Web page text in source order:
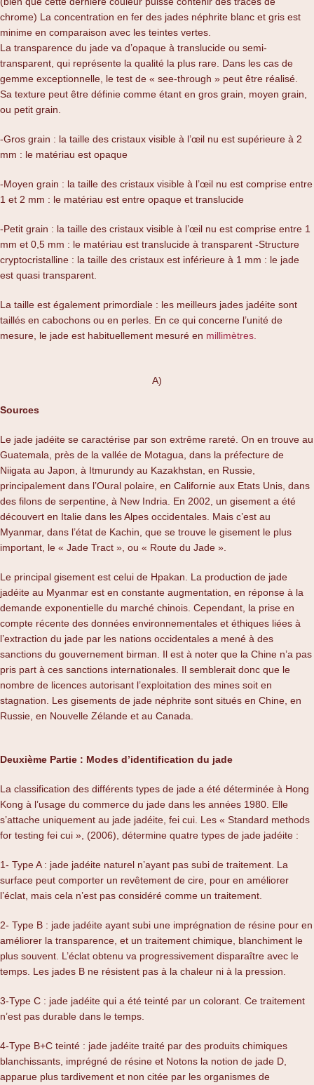
chrome) La concentration en fer des jades néphrite blanc et gris est
minime en comparaison avec les teintes vertes.
La transparence du jade va d’opaque à translucide ou semi-
transparent, qui représente la qualité la plus rare. Dans les cas de
gemme exceptionnelle, le test de « see-through » peut être réalisé.
Sa texture peut être définie comme étant en gros grain, moyen grain,
ou petit grain.
-Gros grain : la taille des cristaux visible à l’œil nu est supérieure à 2
mm : le matériau est opaque
-Moyen grain : la taille des cristaux visible à l’œil nu est comprise entre
1 et 2 mm : le matériau est entre opaque et translucide
-Petit grain : la taille des cristaux visible à l’œil nu est comprise entre 1
mm et 0,5 mm : le matériau est translucide à transparent -Structure
cryptocristalline : la taille des cristaux est inférieure à 1 mm : le jade
est quasi transparent.
La taille est également primordiale : les meilleurs jades jadéite sont
taillés en cabochons ou en perles. En ce qui concerne l’unité de
mesure, le jade est habituellement mesuré en millimètres.
A)
Sources
Le jade jadéite se caractérise par son extrême rareté. On en trouve au
Guatemala, près de la vallée de Motagua, dans la préfecture de
Niigata au Japon, à Itmurundy au Kazakhstan, en Russie,
principalement dans l’Oural polaire, en Californie aux Etats Unis, dans
des filons de serpentine, à New Indria. En 2002, un gisement a été
découvert en Italie dans les Alpes occidentales. Mais c’est au
Myanmar, dans l’état de Kachin, que se trouve le gisement le plus
important, le « Jade Tract », ou « Route du Jade ».
Le principal gisement est celui de Hpakan. La production de jade
jadéite au Myanmar est en constante augmentation, en réponse à la
demande exponentielle du marché chinois. Cependant, la prise en
compte récente des données environnementales et éthiques liées à
l’extraction du jade par les nations occidentales a mené à des
sanctions du gouvernement birman. Il est à noter que la Chine n’a pas
pris part à ces sanctions internationales. Il semblerait donc que le
nombre de licences autorisant l’exploitation des mines soit en
stagnation. Les gisements de jade néphrite sont situés en Chine, en
Russie, en Nouvelle Zélande et au Canada.
Deuxième Partie : Modes d’identification du jade
La classification des différents types de jade a été déterminée à Hong
Kong à l’usage du commerce du jade dans les années 1980. Elle
s’attache uniquement au jade jadéite, fei cui. Les « Standard methods
for testing fei cui », (2006), détermine quatre types de jade jadéite :
1- Type A : jade jadéite naturel n’ayant pas subi de traitement. La
surface peut comporter un revêtement de cire, pour en améliorer
l’éclat, mais cela n’est pas considéré comme un traitement.
2- Type B : jade jadéite ayant subi une imprégnation de résine pour en
améliorer la transparence, et un traitement chimique, blanchiment le
plus souvent. L’éclat obtenu va progressivement disparaître avec le
temps. Les jades B ne résistent pas à la chaleur ni à la pression.
3-Type C : jade jadéite qui a été teinté par un colorant. Ce traitement
n’est pas durable dans le temps.
4-Type B+C teinté : jade jadéite traité par des produits chimiques
blanchissants, imprégné de résine et Notons la notion de jade D,
apparue plus tardivement et non citée par les organismes de